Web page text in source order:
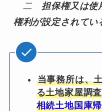
二 担保権又は使
権利が設定されてい
当事務所は、
る土地家屋調
相続土地国庫